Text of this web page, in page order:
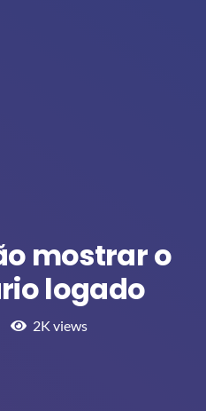
mostrar o
logado
2K views